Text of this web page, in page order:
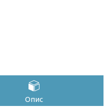
Опис